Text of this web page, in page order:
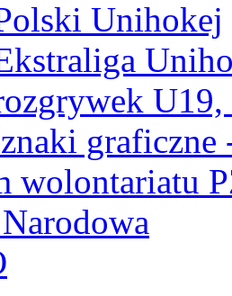
Unihokej
graficzne
wolontariatu